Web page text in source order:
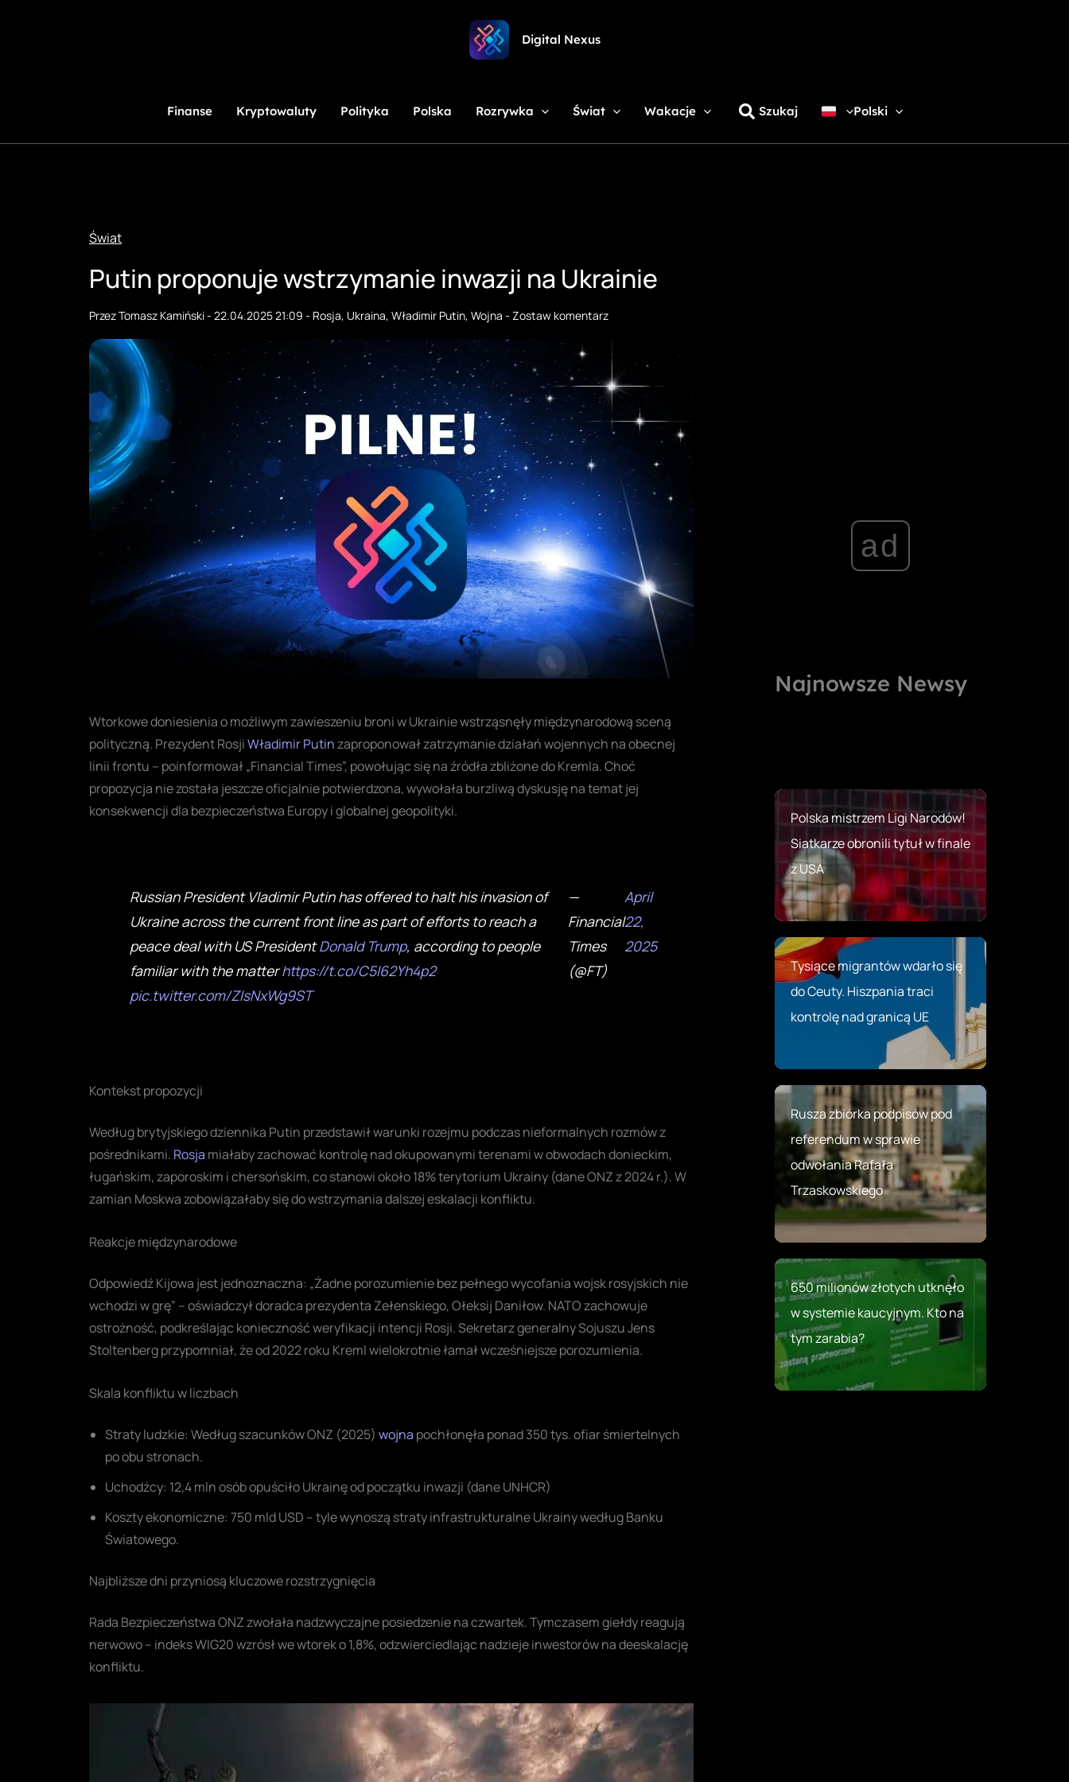
Digital Nexus
Finanse Kryptowaluty Polityka Polska Rozrywka Świat Wakacje Szukaj Polski
Świat
Putin proponuje wstrzymanie inwazji na Ukrainie
PrzezTomasz Kamiński- 22.04.2025 21:09 - Rosja, Ukraina, Władimir Putin, Wojna - Zostaw komentarz
Wtorkowe doniesienia o możliwym zawieszeniu broni w Ukrainie wstrząsnęły międzynarodową sceną
polityczną. Prezydent RosjiWładimir Putinzaproponował zatrzymanie działań wojennych na obecnej
linii frontu – poinformował „Financial Times”, powołując się na źródła zbliżone do Kremla. Choć
propozycja nie została jeszcze oficjalnie potwierdzona, wywołała burzliwą dyskusję na temat jej
konsekwencji dla bezpieczeństwa Europy i globalnej geopolityki.
Russian President Vladimir Putin has offered to halt his invasion of
Ukraine across the current front line as part of efforts to reach a
peace deal with US PresidentDonald Trump, according to people
familiar with the matterhttps://t.co/C5I62Yh4p2
pic.twitter.com/ZIsNxWg9ST
—
Financial
Times
(@FT)
April
22,
2025
Kontekst propozycji
Według brytyjskiego dziennika Putin przedstawił warunki rozejmu podczas nieformalnych rozmów z
pośrednikami. Rosja miałaby zachować kontrolę nad okupowanymi terenami w obwodach donieckim,
ługańskim, zaporoskim i chersońskim, co stanowi około 18% terytorium Ukrainy (dane ONZ z 2024 r.). W
zamian Moskwa zobowiązałaby się do wstrzymania dalszej eskalacji konfliktu.
Reakcje międzynarodowe
Odpowiedź Kijowa jest jednoznaczna: „Żadne porozumienie bez pełnego wycofania wojsk rosyjskich nie
wchodzi w grę” – oświadczył doradca prezydenta Zełenskiego, Ołeksij Daniłow. NATO zachowuje
ostrożność, podkreślając konieczność weryfikacji intencji Rosji. Sekretarz generalny Sojuszu Jens
Stoltenberg przypomniał, że od 2022 roku Kreml wielokrotnie łamał wcześniejsze porozumienia.
Skala konfliktu w liczbach
Straty ludzkie: Według szacunków ONZ (2025) wojna pochłonęła ponad 350 tys. ofiar śmiertelnych
po obu stronach.
Uchodźcy: 12,4 mln osób opuściło Ukrainę od początku inwazji (dane UNHCR)
Koszty ekonomiczne: 750 mld USD – tyle wynoszą straty infrastrukturalne Ukrainy według Banku
Światowego.
Najbliższe dni przyniosą kluczowe rozstrzygnięcia
Rada Bezpieczeństwa ONZ zwołała nadzwyczajne posiedzenie na czwartek. Tymczasem giełdy reagują
nerwowo – indeks WIG20 wzrósł we wtorek o 1,8%, odzwierciedlając nadzieje inwestorów na deeskalację
konfliktu.
ad
Najnowsze Newsy
Polska mistrzem Ligi Narodów!
Siatkarze obronili tytuł w finale
z USA
Tysiące migrantów wdarło się
do Ceuty. Hiszpania traci
kontrolę nad granicą UE
Rusza zbiórka podpisów pod
referendum w sprawie
odwołania Rafała
Trzaskowskiego
650 milionów złotych utknęło
w systemie kaucyjnym. Kto na
tym zarabia?